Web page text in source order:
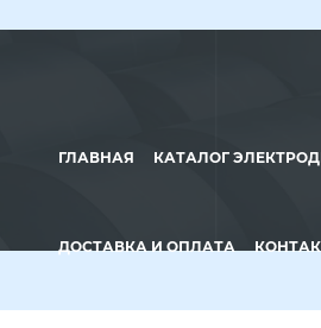
ГЛАВНАЯ КАТАЛОГ
ДОСТАВКА И ОПЛАТА